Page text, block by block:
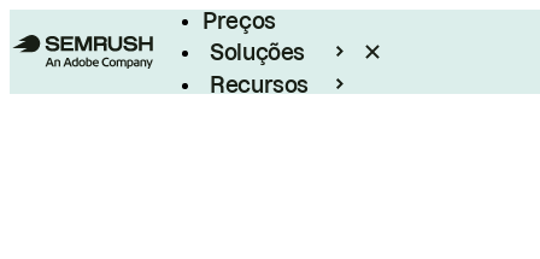
Preços
Soluções
Recursos